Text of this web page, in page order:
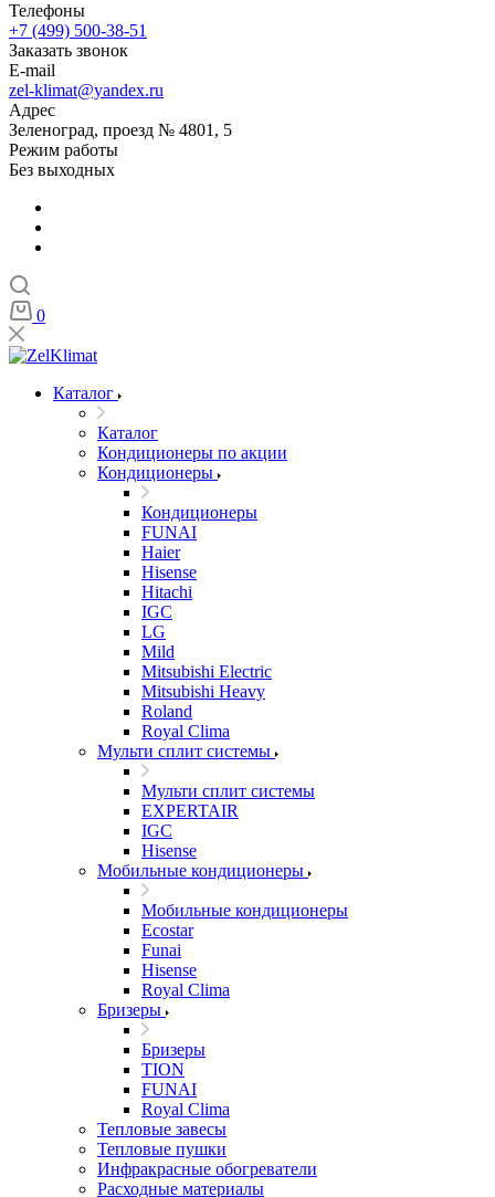
Телефоны
+7 (499) 500-38-51
Заказать звонок
E-mail
zel-klimat@yandex.ru
Адрес
Зеленоград, проезд № 4801, 5
Режим работы
Без выходных
0
Каталог
Каталог
Кондиционеры по акции
Кондиционеры
Кондиционеры
FUNAI
Haier
Hisense
Hitachi
IGC
LG
Mild
Mitsubishi Electric
Mitsubishi Heavy
Roland
Royal Clima
Мульти сплит системы
Мульти сплит системы
EXPERTAIR
IGC
Hisense
Мобильные кондиционеры
Мобильные кондиционеры
Ecostar
Funai
Hisense
Royal Clima
Бризеры
Бризеры
TION
FUNAI
Royal Clima
Тепловые завесы
Тепловые пушки
Инфракрасные обогреватели
Расходные материалы